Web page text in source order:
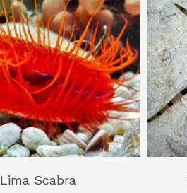
Lima Scabra